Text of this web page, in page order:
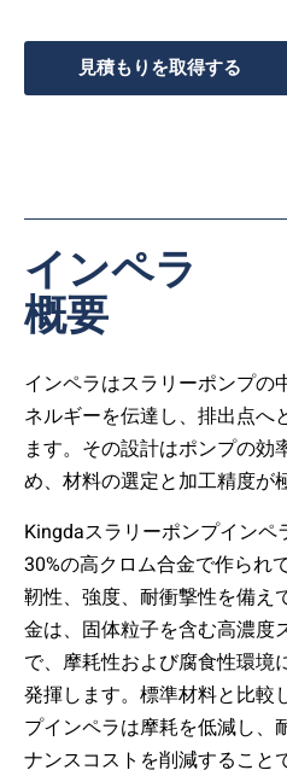
見積もりを取得する
インペラ
概要
インペラはスラリーポンプの
ネルギーを伝達し、排出点へ
ます。その設計はポンプの効
め、材料の選定と加工精度が
Kingdaスラリーポンプインペ
30%の高クロム合金で作られ
靭性、強度、耐衝撃性を備え
金は、固体粒子を含む高濃度
で、摩耗性および腐食性環境
発揮します。標準材料と比較
プインペラは摩耗を低減し、
ナンスコストを削減すること